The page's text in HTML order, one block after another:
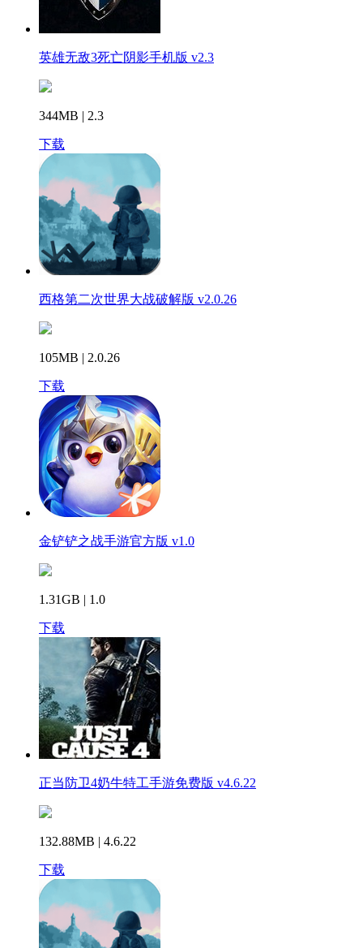
英雄无敌3死亡阴影手机版 v2.3
344MB | 2.3
下载
西格第二次世界大战破解版 v2.0.26
105MB | 2.0.26
下载
金铲铲之战手游官方版 v1.0
1.31GB | 1.0
下载
正当防卫4奶牛特工手游免费版 v4.6.22
132.88MB | 4.6.22
下载